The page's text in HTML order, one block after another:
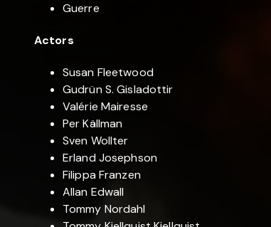
Guerre
Actors
Susan Fleetwood
Gudrün S. Gisladottir
Valérie Mairesse
Per Källman
Sven Wollter
Erland Josephson
Filippa Franzen
Allan Edwall
Tommy Nordahl